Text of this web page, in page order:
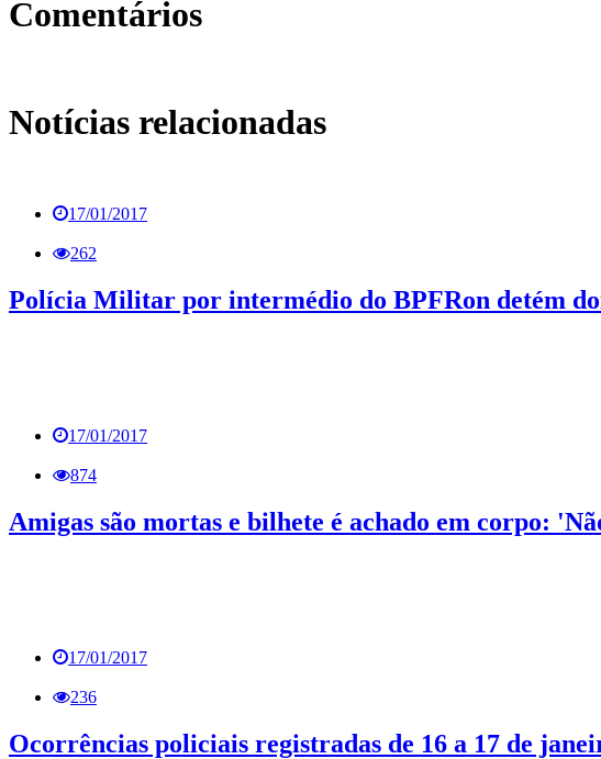
Comentários
Notícias relacionadas
17/01/2017
262
Polícia Militar por intermédio do BPFRon detém
17/01/2017
874
Amigas são mortas e bilhete é achado em corpo:
17/01/2017
236
Ocorrências policiais registradas de 16 a 17 de